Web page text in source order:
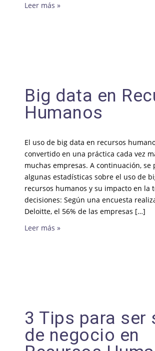
Leer más »
Big data en
Humanos
El uso de big data en recursos
convertido en una práctica cada vez
muchas empresas. A continuación, se
algunas estadísticas sobre el uso de
recursos humanos y su impacto en la
decisiones: Según una encuesta
Deloitte, el 56% de las empresas […]
Leer más »
3 Tips para ser
de negocio en